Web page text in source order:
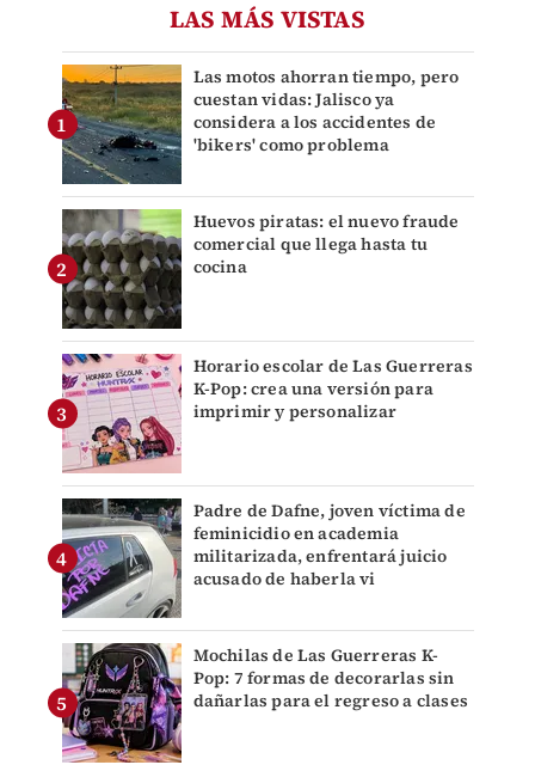
LAS MÁS VISTAS
Las motos ahorran tiempo, pero
cuestan vidas: Jalisco ya
considera a los accidentes de
'bikers' como problema
Huevos piratas: el nuevo fraude
comercial que llega hasta tu
cocina
Horario escolar de Las Guerreras
K-Pop: crea una versión para
imprimir y personalizar
Padre de Dafne, joven víctima de
feminicidio en academia
militarizada, enfrentará juicio
acusado de haberla vi
Mochilas de Las Guerreras K-
Pop: 7 formas de decorarlas sin
dañarlas para el regreso a clases